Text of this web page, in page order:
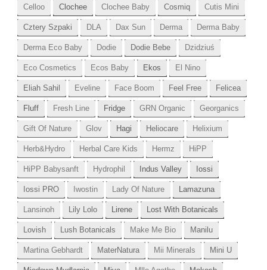
Celloo Clochee Clochee Baby Cosmiq Cutis Mini
Cztery Szpaki DLA Dax Sun Derma Derma Baby
Derma Eco Baby Dodie Dodie Bebe Dzidziuś
Eco Cosmetics Ecos Baby Ekos El Nino
Eliah Sahil Eveline Face Boom Feel Free Felicea
Fluff Fresh Line Fridge GRN Organic Georganics
Gift Of Nature Glov Hagi Heliocare Helixium
Herb&Hydro Herbal Care Kids Hermz HiPP
HiPP Babysanft Hydrophil Indus Valley Iossi
Iossi PRO Iwostin Lady Of Nature Lamazuna
Lansinoh Lily Lolo Lirene Lost With Botanicals
Lovish Lush Botanicals Make Me Bio Manilu
Martina Gebhardt MaterNatura Mii Minerals Mini U